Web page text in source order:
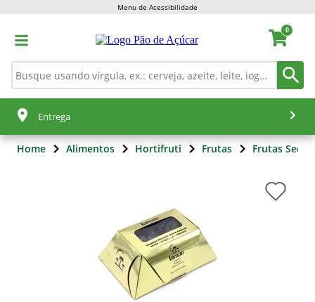
Menu de Acessibilidade
0
Entrega
Home Alimentos Hortifruti Frutas Frutas Secas